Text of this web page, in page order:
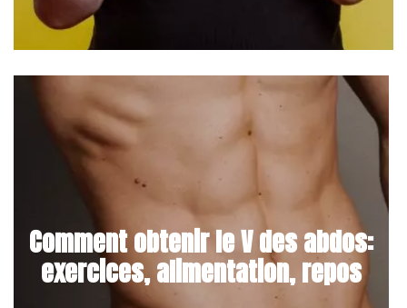
Comment obtenir le V des abdos:
exercices, alimentation, repos